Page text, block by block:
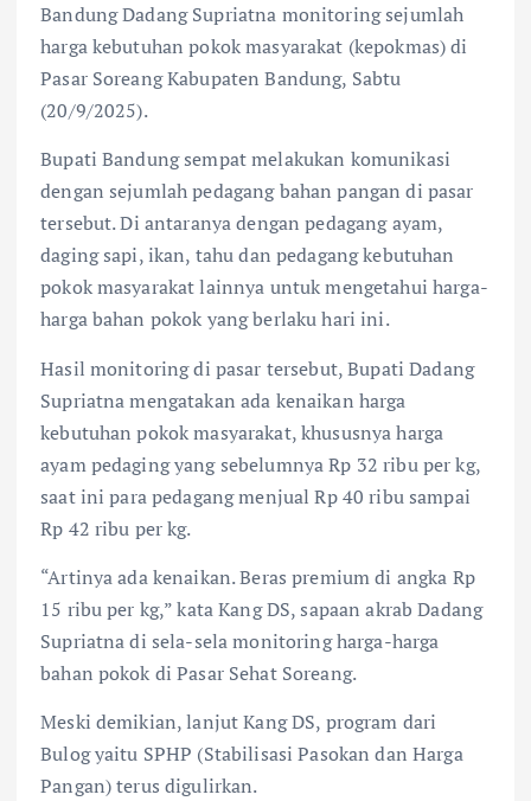
Bandung Dadang Supriatna monitoring sejumlah
harga kebutuhan pokok masyarakat (kepokmas) di
Pasar Soreang Kabupaten Bandung, Sabtu
(20/9/2025).
Bupati Bandung sempat melakukan komunikasi
dengan sejumlah pedagang bahan pangan di pasar
tersebut. Di antaranya dengan pedagang ayam,
daging sapi, ikan, tahu dan pedagang kebutuhan
pokok masyarakat lainnya untuk mengetahui harga-
harga bahan pokok yang berlaku hari ini.
Hasil monitoring di pasar tersebut, Bupati Dadang
Supriatna mengatakan ada kenaikan harga
kebutuhan pokok masyarakat, khususnya harga
ayam pedaging yang sebelumnya Rp 32 ribu per kg,
saat ini para pedagang menjual Rp 40 ribu sampai
Rp 42 ribu per kg.
“Artinya ada kenaikan. Beras premium di angka Rp
15 ribu per kg,” kata Kang DS, sapaan akrab Dadang
Supriatna di sela-sela monitoring harga-harga
bahan pokok di Pasar Sehat Soreang.
Meski demikian, lanjut Kang DS, program dari
Bulog yaitu SPHP (Stabilisasi Pasokan dan Harga
Pangan) terus digulirkan.